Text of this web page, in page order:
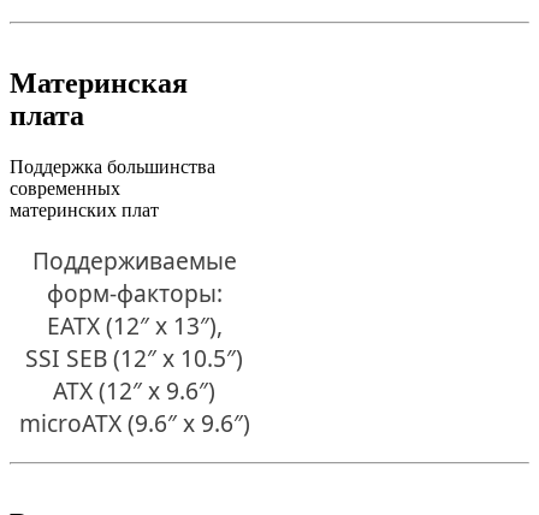
Материнская
плата
Поддержка большинства
современных
материнских плат
Поддерживаемые
форм-факторы:
EATX (12″ x 13″),
SSI SEB (12″ x 10.5″)
ATX (12″ x 9.6″)
microATX (9.6″ x 9.6″)